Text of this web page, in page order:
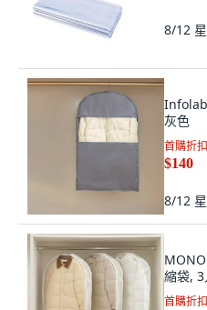
8/12
Infolab
灰色
首購折
$140
8/12
縮袋,
首購折